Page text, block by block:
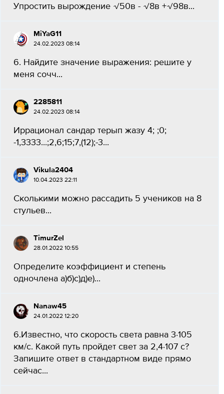
Упростить вырождение √50в - √8в +√98в...
MiYaG11
24.02.2023 08:14
6. Найдите значение выражения: решите у
меня сочч​...
2285811
24.02.2023 08:14
Иррационал сандар терып жазу 4; ;0;
-1,3333...;2,6;15;7,(12);-3​...
Vikula2404
10.04.2023 22:11
Сколькими можно рассадить 5 учеников на 8
стульев​...
TimurZel
28.01.2022 10:55
Определите коэффициент и степень
одночлена а)б)с)д)е)​...
Nanaw45
24.01.2022 12:20
6.Известно, что скорость света равна 3·105
км/с. Какой путь пройдет свет за 2,4·107 с?
Запишите ответ в стандартном виде прямо
сейчас​...